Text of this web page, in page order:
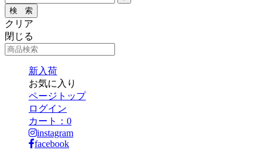
クリア
閉じる
新入荷
お気に入り
ページトップ
ログイン
カート： 0
instagram
facebook